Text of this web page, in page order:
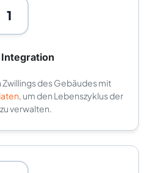
1
Integration
des Gebäudes mit
, um den Lebenszyklus der
verwalten.